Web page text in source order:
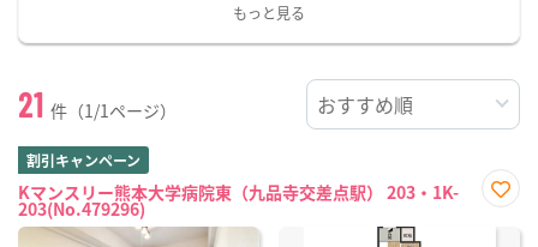
もっと見る
21 件（1/1ページ）
割引キャンペーン
Kマンスリー熊本大学病院東（九品寺交差点駅） 203・1K-
203(No.479296)
に入